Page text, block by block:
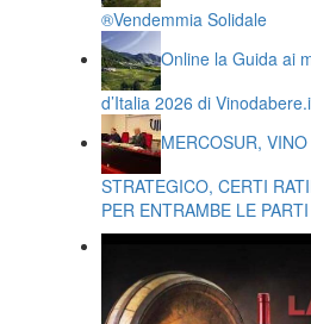
®️Vendemmia Solidale
Online la Guida ai
d’Italia 2026 di
MERCOSUR,
STRATEGICO, CERTI
PER ENTRAMBE LE PARTI